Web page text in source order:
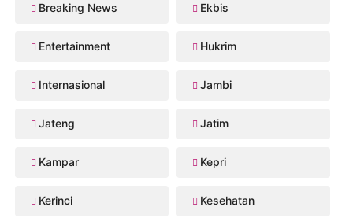
Breaking News Ekbis
Entertainment Hukrim
Internasional Jambi
Jateng Jatim
Kampar Kepri
Kerinci Kesehatan